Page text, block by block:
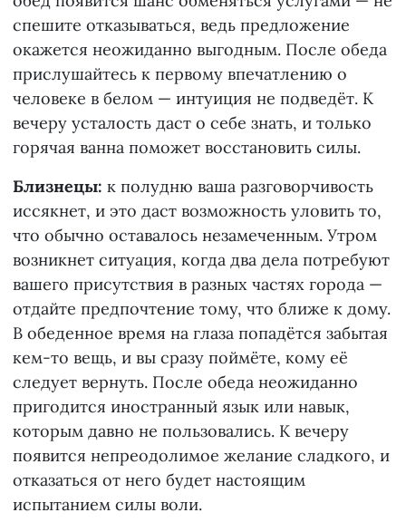
спешите отказываться, ведь предложение
окажется неожиданно выгодным. После обеда
прислушайтесь к первому впечатлению о
человеке в белом — интуиция не подведёт. К
вечеру усталость даст о себе знать, и только
горячая ванна поможет восстановить силы.
Близнецы: к полудню ваша разговорчивость
иссякнет, и это даст возможность уловить то,
что обычно оставалось незамеченным. Утром
возникнет ситуация, когда два дела потребуют
вашего присутствия в разных частях города —
отдайте предпочтение тому, что ближе к дому.
В обеденное время на глаза попадётся забытая
кем-то вещь, и вы сразу поймёте, кому её
следует вернуть. После обеда неожиданно
пригодится иностранный язык или навык,
которым давно не пользовались. К вечеру
появится непреодолимое желание сладкого, и
отказаться от него будет настоящим
испытанием силы воли.